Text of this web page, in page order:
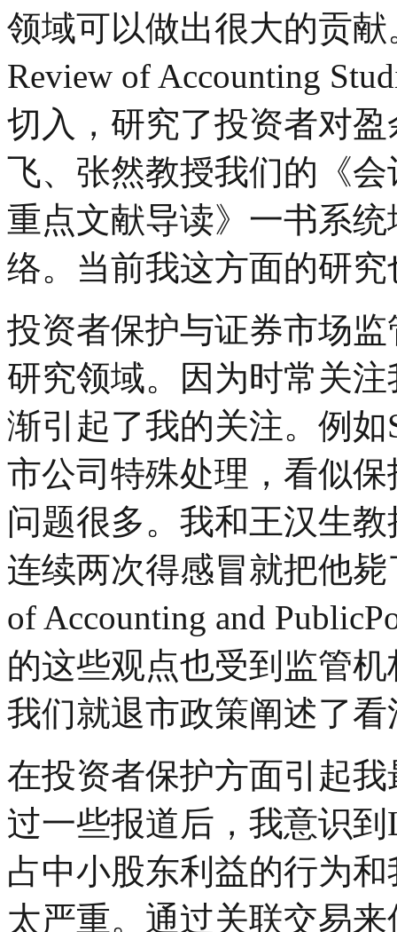
领域可以做出很大的贡献
Review of Accounting
切入，研究了投资者对
飞、张然教授我们的《
重点文献导读》一书系
络。当前我这方面的研
投资者保护与证券市场
研究领域。因为时常关
渐引起了我的关注。例
市公司特殊处理，看似
问题很多。我和王汉生
连续两次得感冒就把他
of Accounting and
的这些观点也受到监管
我们就退市政策阐述了看
在投资者保护方面引起
过一些报道后，我意识
占中小股东利益的行为
太严重。通过关联交易